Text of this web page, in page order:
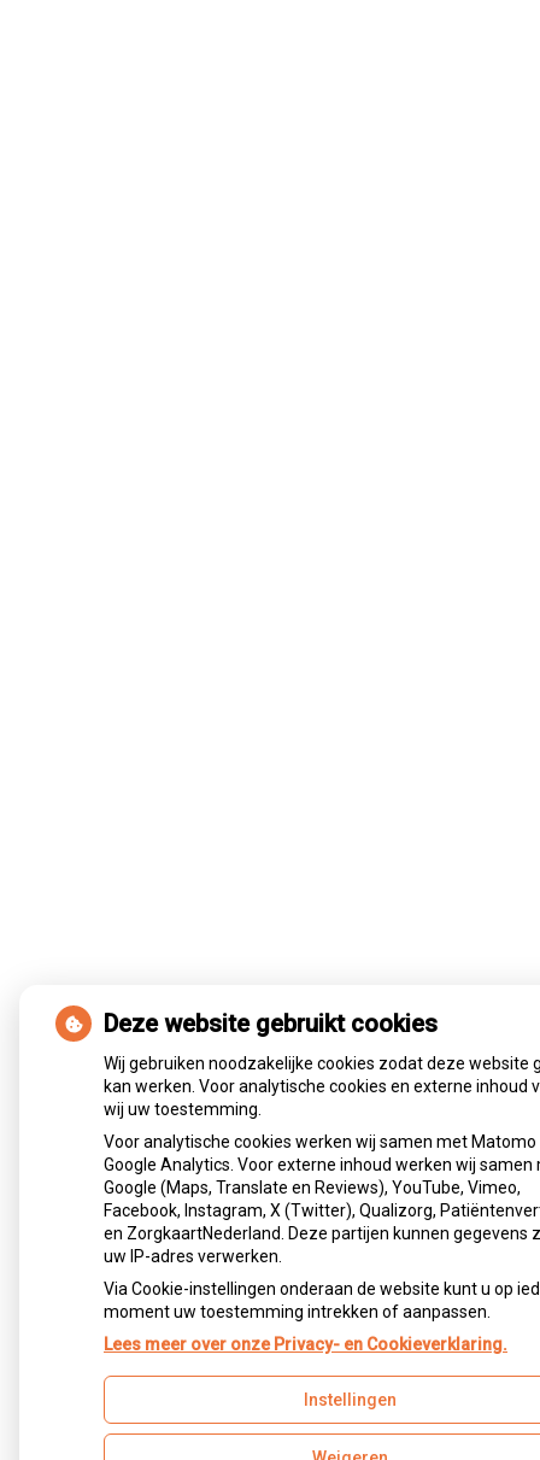
Deze website gebruikt cookies
Wij gebruiken noodzakelijke cookies zodat deze website
kan werken. Voor analytische cookies en externe inhoud
wij uw toestemming.
Voor analytische cookies werken wij samen met Matomo
Google Analytics. Voor externe inhoud werken wij samen
Google (Maps, Translate en Reviews), YouTube, Vimeo,
Facebook, Instagram, X (Twitter), Qualizorg,
en ZorgkaartNederland. Deze partijen kunnen gegevens
uw IP-adres verwerken.
Via Cookie-instellingen onderaan de website kunt u op
moment uw toestemming intrekken of aanpassen.
Lees meer over onze Privacy- en Cookieverklaring.
Instellingen